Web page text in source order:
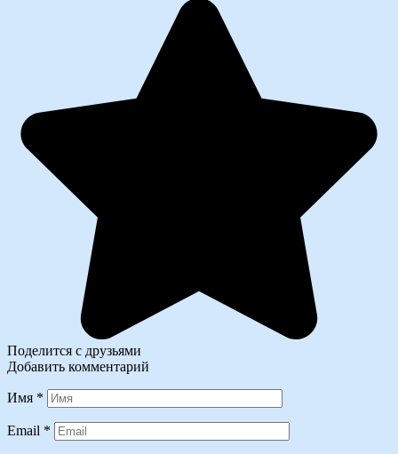
Поделится с друзьями
Добавить комментарий
Имя *
Email *